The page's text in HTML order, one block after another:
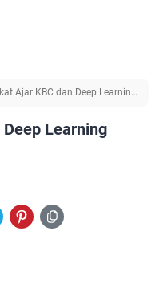
Ajar KBC dan Deep Learning
Learning